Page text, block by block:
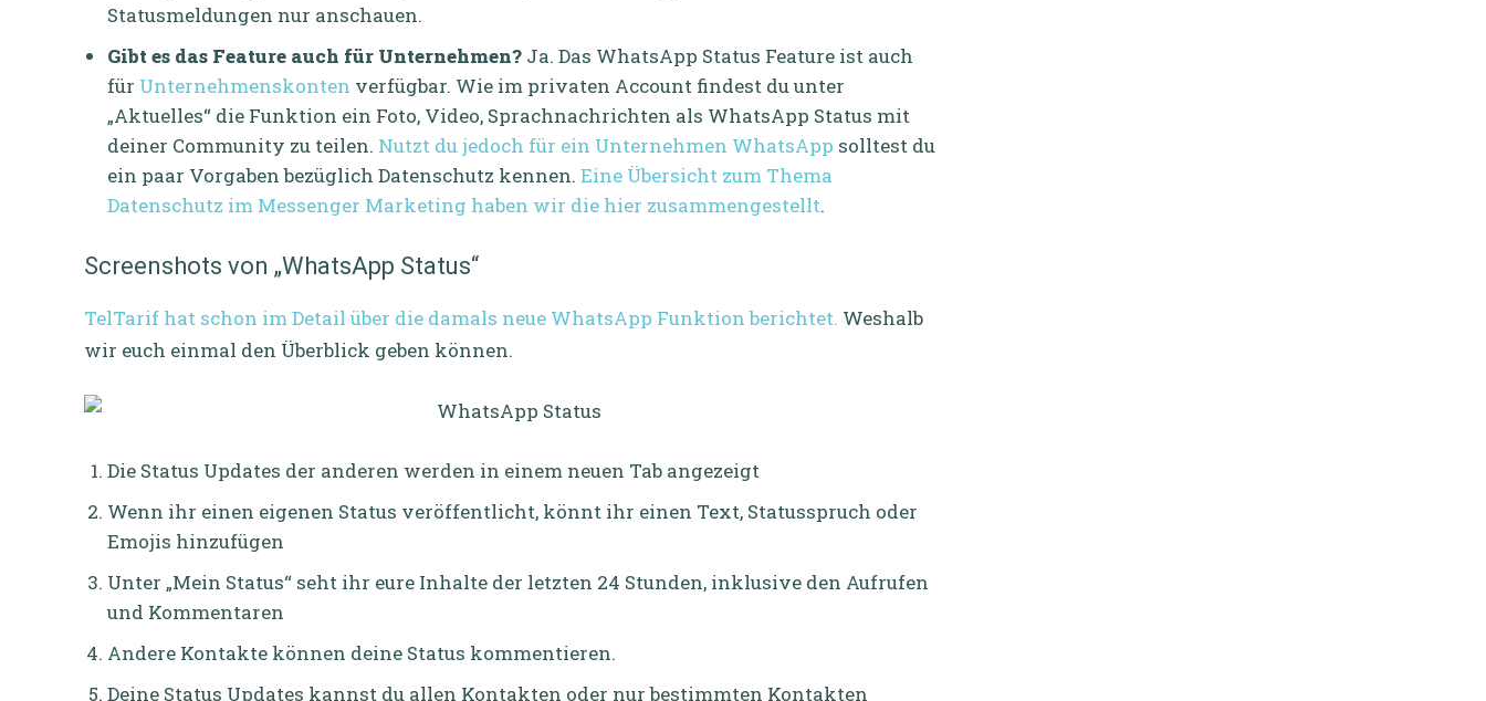
Statusmeldungen nur anschauen.
Gibt es das Feature auch für Unternehmen? Ja. Das WhatsApp Status Feature ist auch
für Unternehmenskonten verfügbar. Wie im privaten Account findest du unter
„Aktuelles“ die Funktion ein Foto, Video, Sprachnachrichten als WhatsApp Status mit
deiner Community zu teilen. Nutzt du jedoch für ein Unternehmen WhatsApp solltest du
ein paar Vorgaben bezüglich Datenschutz kennen. Eine Übersicht zum Thema
Datenschutz im Messenger Marketing haben wir die hier zusammengestellt.
Screenshots von „WhatsApp Status“
TelTarif hat schon im Detail über die damals neue WhatsApp Funktion berichtet. Weshalb
wir euch einmal den Überblick geben können.
Die Status Updates der anderen werden in einem neuen Tab angezeigt
Wenn ihr einen eigenen Status veröffentlicht, könnt ihr einen Text, Statusspruch oder
Emojis hinzufügen
Unter „Mein Status“ seht ihr eure Inhalte der letzten 24 Stunden, inklusive den Aufrufen
und Kommentaren
Andere Kontakte können deine Status kommentieren.
Deine Status Updates kannst du allen Kontakten oder nur bestimmten Kontakten